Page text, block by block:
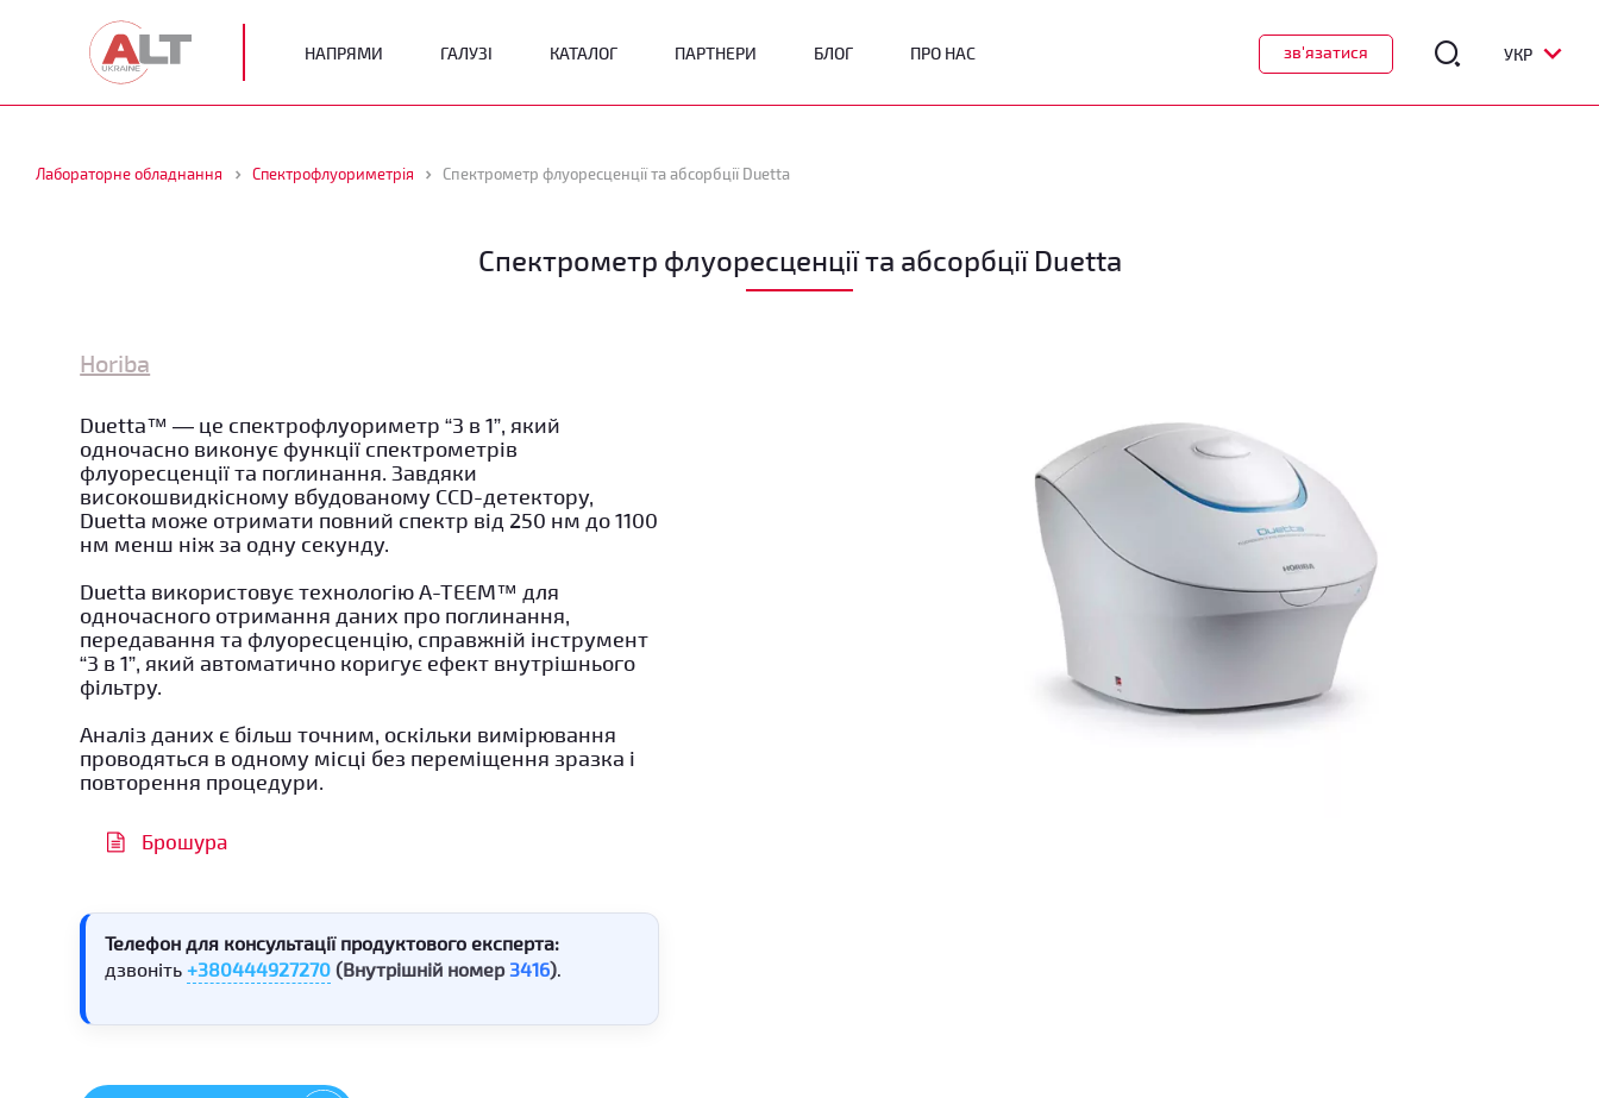
НАПРЯМИ ГАЛУЗІ КАТАЛОГ ПАРТНЕРИ БЛОГ ПРО НАС зв'язатися УКР
Лабораторне обладнання Спектрофлуориметрія Спектрометр флуоресценції та абсорбції Duetta
Спектрометр флуоресценції та абсорбції Duetta
Horiba
Duetta™ — це спектрофлуориметр “3 в 1”, який
одночасно виконує функції спектрометрів
флуоресценції та поглинання. Завдяки
високошвидкісному вбудованому CCD-детектору,
Duetta може отримати повний спектр від 250 нм до 1100
нм менш ніж за одну секунду.
Duetta використовує технологію A-TEEM™ для
одночасного отримання даних про поглинання,
передавання та флуоресценцію, справжній інструмент
“3 в 1”, який автоматично коригує ефект внутрішнього
фільтру.
Аналіз даних є більш точним, оскільки вимірювання
проводяться в одному місці без переміщення зразка і
повторення процедури.
Брошура
Телефон для консультації продуктового експерта:
дзвоніть+380444927270 (Внутрішній номер 3416)